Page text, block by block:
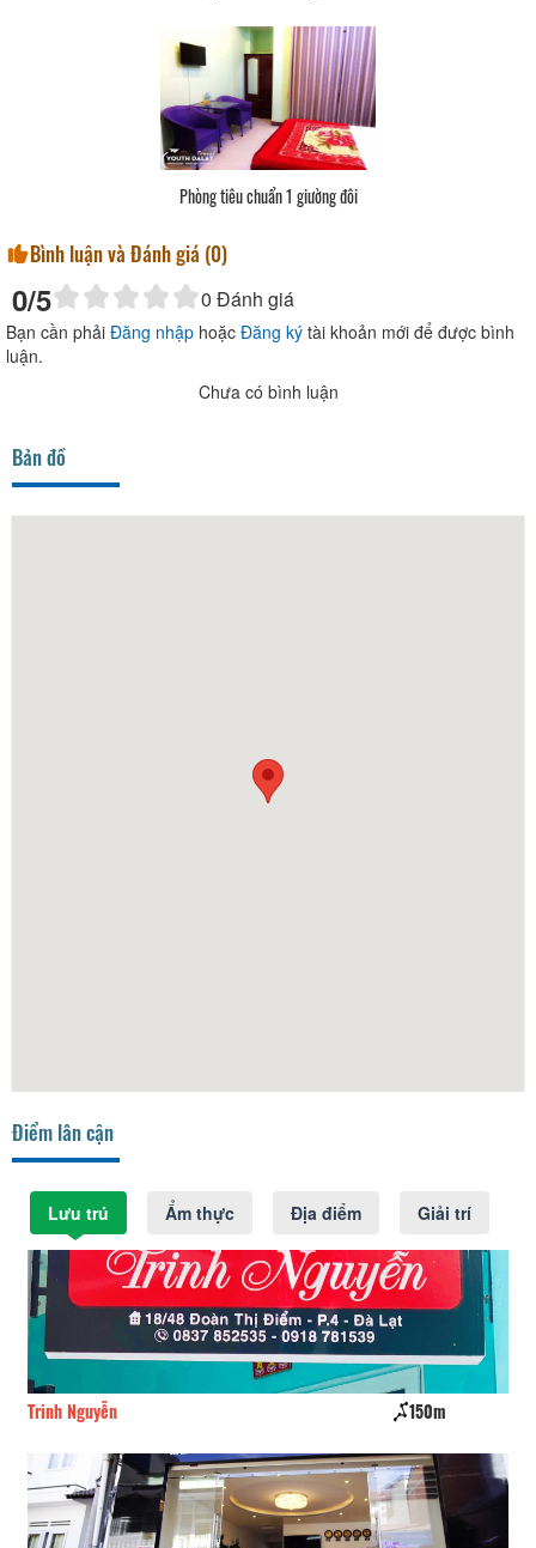
Phòng tiêu chuẩn 1 giường đôi
Bình luận và Đánh giá (0)
0/5 0 Đánh giá
Bạn cần phải Đăng nhập hoặc Đăng ký tài khoản mới để được bình
luận.
Chưa có bình luận
Bản đồ
Điểm lân cận
Lưu trú Ẩm thực Địa điểm Giải trí
Trinh Nguyễn 150m